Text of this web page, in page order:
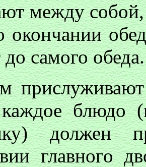
между
самого обеда.
блюдо
должен
главного